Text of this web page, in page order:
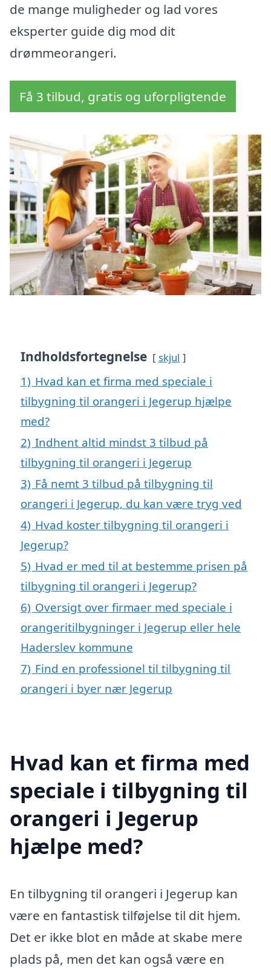
de mange muligheder og lad vores
eksperter guide dig mod dit
drømmeorangeri.
Få 3 tilbud, gratis og uforpligtende
Indholdsfortegnelse skjul
1) Hvad kan et firma med speciale i
tilbygning til orangeri i Jegerup hjælpe
med?
2) Indhent altid mindst 3 tilbud på
tilbygning til orangeri i Jegerup
3) Få nemt 3 tilbud på tilbygning til
orangeri i Jegerup, du kan være tryg ved
4) Hvad koster tilbygning til orangeri i
Jegerup?
5) Hvad er med til at bestemme prisen på
tilbygning til orangeri i Jegerup?
6) Oversigt over firmaer med speciale i
orangeritilbygninger i Jegerup eller hele
Haderslev kommune
7) Find en professionel til tilbygning til
orangeri i byer nær Jegerup
Hvad kan et firma med
speciale i tilbygning til
orangeri i Jegerup
hjælpe med?
En tilbygning til orangeri i Jegerup kan
være en fantastisk tilføjelse til dit hjem.
Det er ikke blot en måde at skabe mere
plads på, men det kan også være en